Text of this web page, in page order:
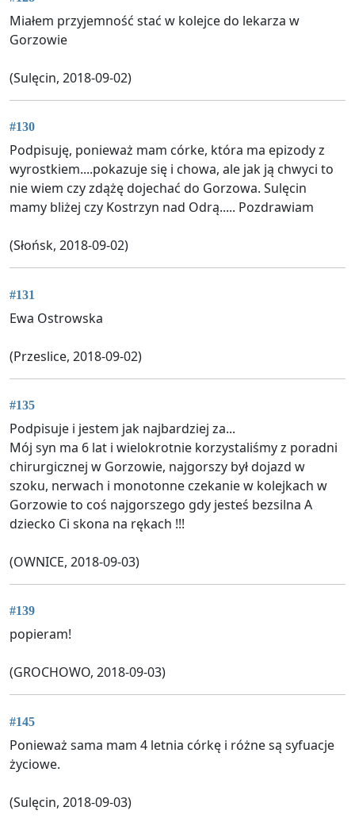
Miałem przyjemność stać w kolejce do lekarza w
Gorzowie
(Sulęcin, 2018-09-02)
#130
Podpisuję, ponieważ mam córke, która ma epizody z
wyrostkiem....pokazuje się i chowa, ale jak ją chwyci to
nie wiem czy zdążę dojechać do Gorzowa. Sulęcin
mamy bliżej czy Kostrzyn nad Odrą..... Pozdrawiam
(Słońsk, 2018-09-02)
#131
Ewa Ostrowska
(Przeslice, 2018-09-02)
#135
Podpisuje i jestem jak najbardziej za...
Mój syn ma 6 lat i wielokrotnie korzystaliśmy z poradni
chirurgicznej w Gorzowie, najgorszy był dojazd w
szoku, nerwach i monotonne czekanie w kolejkach w
Gorzowie to coś najgorszego gdy jesteś bezsilna A
dziecko Ci skona na rękach !!!
(OWNICE, 2018-09-03)
#139
popieram!
(GROCHOWO, 2018-09-03)
#145
Ponieważ sama mam 4 letnia córkę i różne są syfuacje
życiowe.
(Sulęcin, 2018-09-03)